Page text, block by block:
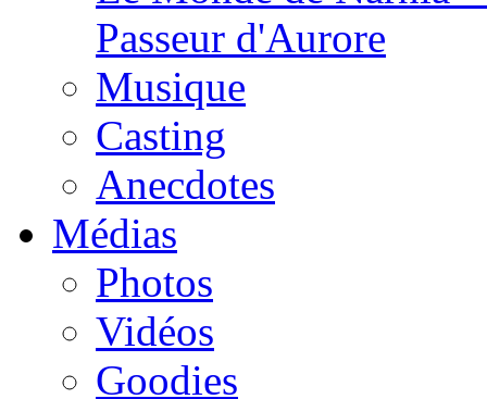
Passeur d'Aurore
Musique
Casting
Anecdotes
Médias
Photos
Vidéos
Goodies